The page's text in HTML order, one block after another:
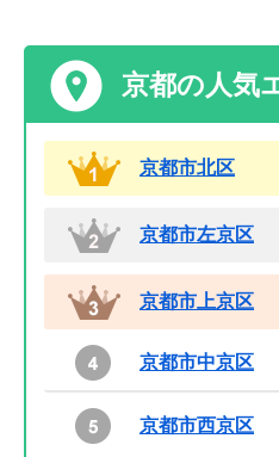
京都の人気
京都市北区
京都市左京区
京都市上京区
京都市中京区
京都市西京区